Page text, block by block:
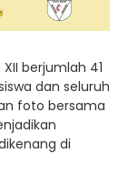
berjumlah 41
dan seluruh
foto bersama
di